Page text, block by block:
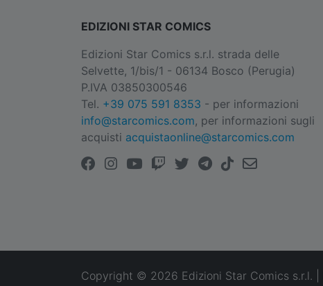
EDIZIONI STAR COMICS
Edizioni Star Comics s.r.l. strada delle
Selvette, 1/bis/1 - 06134 Bosco (Perugia)
P.IVA 03850300546
Tel. +39 075 591 8353 - per informazioni
info@starcomics.com, per informazioni sugli
acquisti acquistaonline@starcomics.com
Copyright © 2026 Edizioni Star Comics s.r.l. |